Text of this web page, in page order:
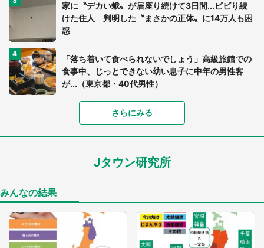
家に〝デカい蛾〟が居座り続けて3日間...ビビり続
けた住人 判明した〝まさかの正体〟に14万人も困
惑
「落ち着いて食べられないでしょう」高級旅館での
食事中、じっとできない幼い息子に中年の男性客
が...（東京都・40代男性）
「可愛いのにホラー」「事件性を感じる」 ふわふ
「孫にあげると思って、あなたにこれをあげる」
「ゾワゾワする」「本当に気持ち悪い」 道端でバ
グっちゃってた〝野生の野菜〟に6.5万人戦慄
さらにみる
Jタウン研究所
みんなの結果